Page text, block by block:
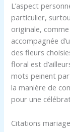
L’aspect
particulier,
originale,
accompagnée
des fleurs
floral est
mots peinent
la manière de
pour une
Citations